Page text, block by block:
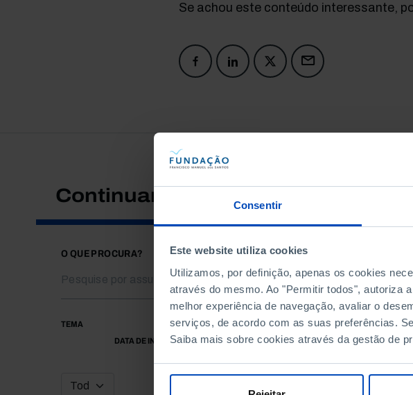
Consentir
Este website utiliza cookies
Utilizamos, por definição, apenas os cookies
através do mesmo. Ao "Permitir todos", autoriza
melhor experiência de navegação, avaliar o
serviços, de acordo com as suas preferências.
Saiba mais sobre cookies através da gestão de
Se achou este conteúdo interessante,
Continuar a pesquisar
O QUE PROCURA?
TEMA
DATA DE INÍCIO
DATA DE